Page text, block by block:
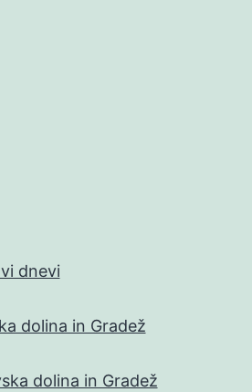
dnevi
dolina in Gradež
dolina in Gradež